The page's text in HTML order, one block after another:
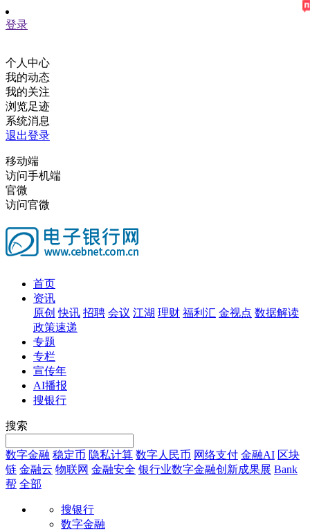
登录
个人中心
我的动态
我的关注
浏览足迹
系统消息
退出登录
移动端
访问手机端
官微
访问官微
首页
资讯
原创 快讯 招聘 会议 江湖 理财 福利汇 金视点 数据解读
政策速递
专题
专栏
宣传年
AI播报
搜银行
搜索
数字金融 稳定币 隐私计算 数字人民币 网络支付 金融AI 区块
链 金融云 物联网 金融安全 银行业数字金融创新成果展 Bank
帮 全部
搜银行
数字金融